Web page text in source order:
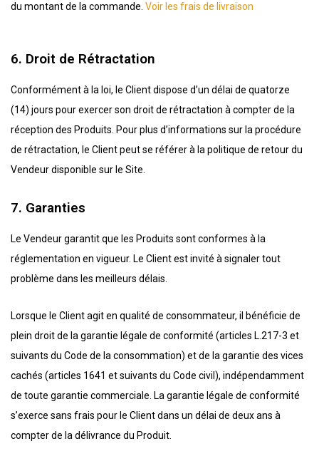
du montant de la commande. Voir les frais de livraison
6. Droit de Rétractation
Conformément à la loi, le Client dispose d’un délai de quatorze
(14) jours pour exercer son droit de rétractation à compter de la
réception des Produits. Pour plus d’informations sur la procédure
de rétractation, le Client peut se référer à la politique de retour du
Vendeur disponible sur le Site.
7. Garanties
Le Vendeur garantit que les Produits sont conformes à la
réglementation en vigueur. Le Client est invité à signaler tout
problème dans les meilleurs délais.
Lorsque le Client agit en qualité de consommateur, il bénéficie de
plein droit de la garantie légale de conformité (articles L.217-3 et
suivants du Code de la consommation) et de la garantie des vices
cachés (articles 1641 et suivants du Code civil), indépendamment
de toute garantie commerciale. La garantie légale de conformité
s’exerce sans frais pour le Client dans un délai de deux ans à
compter de la délivrance du Produit.